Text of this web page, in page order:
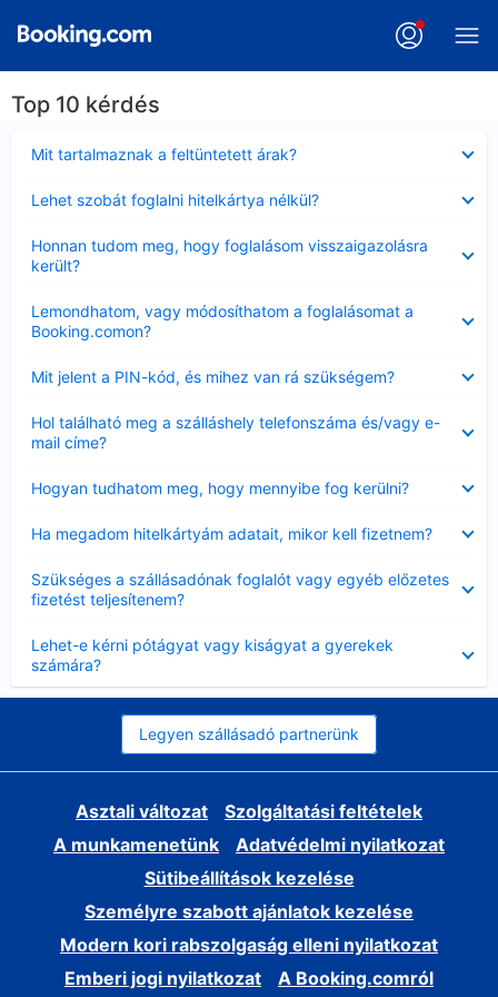
Top 10 kérdés
Mit tartalmaznak a feltüntetett árak?
Lehet szobát foglalni hitelkártya nélkül?
Honnan tudom meg, hogy foglalásom visszaigazolásra
került?
Lemondhatom, vagy módosíthatom a foglalásomat a
Booking.comon?
Mit jelent a PIN-kód, és mihez van rá szükségem?
Hol található meg a szálláshely telefonszáma és/vagy e-
mail címe?
Hogyan tudhatom meg, hogy mennyibe fog kerülni?
Ha megadom hitelkártyám adatait, mikor kell fizetnem?
Szükséges a szállásadónak foglalót vagy egyéb előzetes
fizetést teljesítenem?
Lehet-e kérni pótágyat vagy kiságyat a gyerekek
számára?
Legyen szállásadó partnerünk
Asztali változat
Szolgáltatási feltételek
A munkamenetünk
Adatvédelmi nyilatkozat
Sütibeállítások kezelése
Személyre szabott ajánlatok kezelése
Modern kori rabszolgaság elleni nyilatkozat
Emberi jogi nyilatkozat
A Booking.comról